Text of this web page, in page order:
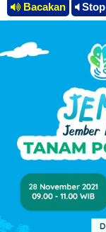
Bacakan Stop